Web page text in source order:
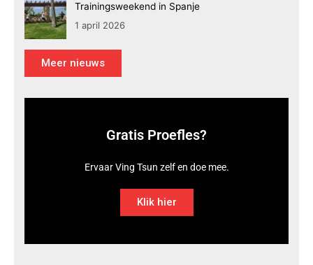
Trainingsweekend in Spanje
1 april 2026
Meer nieuws
Gratis Proefles?
Ervaar Ving Tsun zelf en doe mee.
Klik hier